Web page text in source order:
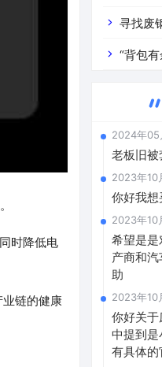
时降低电
链的健康
寻找废钢废
铁 “背包
2024年05
老板旧
2023年10
你好我
2023年10
希望是
产商和
助
2023年10
你好关
中提到
有具体